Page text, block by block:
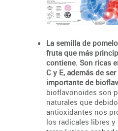
La semilla de
fruta que más
contiene. Son ricas
C y E, además de
importante de
bioflavonoides son
naturales que
antioxidantes nos
los radicales libres